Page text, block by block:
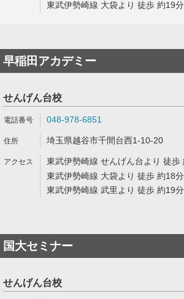
東武伊勢崎線 大袋より 徒歩 約19分
早稲田アカデミー
せんげん台校
048-978-6851
埼玉県越谷市千間台西1-10-20
東武伊勢崎線 せんげん台より 徒歩
東武伊勢崎線 大袋より 徒歩 約18分
東武伊勢崎線 武里より 徒歩 約19分
国大セミナー
せんげん台校